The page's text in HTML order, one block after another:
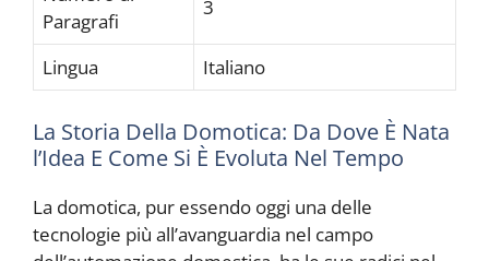
Paragrafi
3
Lingua Italiano
La Storia Della Domotica: Da Dove È Nata
l’Idea E Come Si È Evoluta Nel Tempo
La domotica, pur essendo oggi una delle
tecnologie più all’avanguardia nel campo